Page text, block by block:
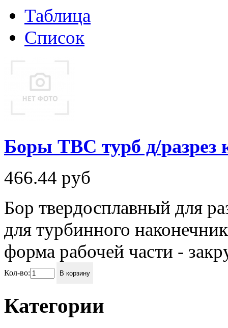
Таблица
Список
Боры ТВС турб д/разрез
466.44 руб
Бор твердосплавный для
для турбинного
форма рабочей части -
Кол-во: В корзину
Категории